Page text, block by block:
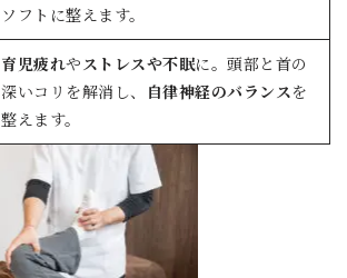
ソフトに整えます。
育児疲れやストレスや不眠に。頭部と首の
深いコリを解消し、
自律神経のバランスを
整えます。